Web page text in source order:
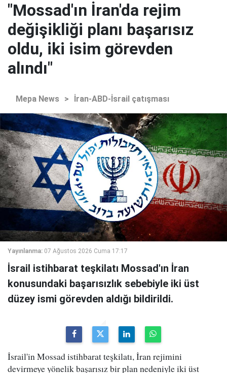
"Mossad'ın İran'da rejim
değişikliği planı başarısız
oldu, iki isim görevden
alındı"
Mepa News > İran-ABD-İsrail çatışması
Yayınlanma: 07 Ağustos 2026 Cuma 17:17
İsrail istihbarat teşkilatı Mossad'ın İran
konusundaki başarısızlık sebebiyle iki üst
düzey ismi görevden aldığı bildirildi.
İsrail'in Mossad istihbarat teşkilatı, İran rejimini
devirmeye yönelik başarısız bir plan nedeniyle iki üst